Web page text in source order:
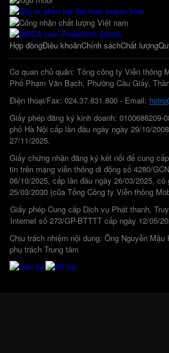
Hợp đồngĐiều khoảnChính sáchChất lượng
Cơ quan chủ quản: Tổng công ty Viễn thông
Phố Phạm Văn Bạch, Phường Cầu Giấy,
Điện thoại/Fax: 024.37.831.800 - Email:
Giấy phép đăng ký kinh doanh: 0100686209-
phố Hà Nội cấp lần đầu ngày ngày 29/10/
27/11/2025.
Giấy chứng nhận đăng ký kết nối để cung
tin trên mạng viễn thông di động số 4280/
06/10/2025, cấp lần đầu ngày 26/03/2025, có
25/03/2030 (của Tổng Công ty Viễn thông
Giấy phép Cung cấp Dịch vụ Phát thanh,
Internet số 273/GP-BTTTT cấp ngày 12/05/
Chịu trách nhiệm nội dung: Ông Nguyễn Mậu
phụ trách Trung tâm